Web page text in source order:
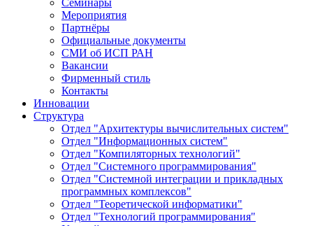
Семинары
Мероприятия
Партнёры
Официальные документы
СМИ об ИСП РАН
Вакансии
Фирменный стиль
Контакты
Инновации
Структура
Отдел "Архитектуры вычислительных систем"
Отдел "Информационных систем"
Отдел "Компиляторных технологий"
Отдел "Системного программирования"
Отдел "Системной интеграции и прикладных
программных комплексов"
Отдел "Теоретической информатики"
Отдел "Технологий программирования"